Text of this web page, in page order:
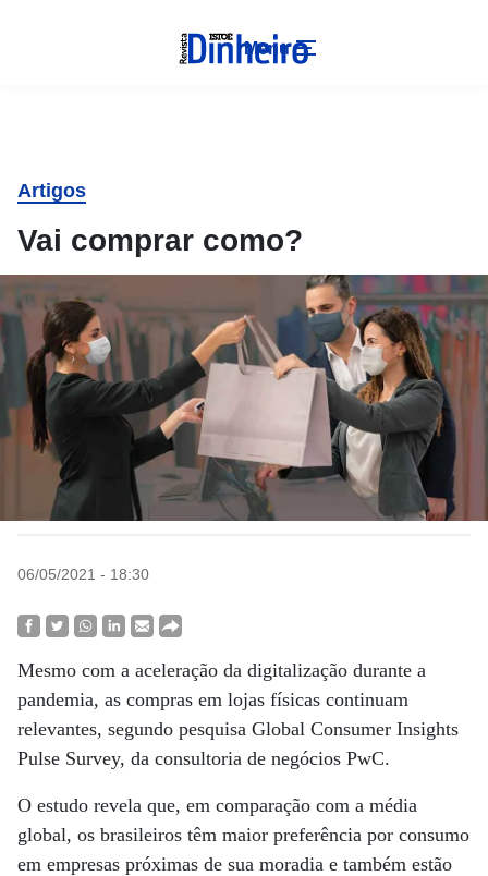
Menu
Artigos
Vai comprar como?
06/05/2021 - 18:30
Mesmo com a aceleração da digitalização durante a
pandemia, as compras em lojas físicas continuam
relevantes, segundo pesquisa Global Consumer Insights
Pulse Survey, da consultoria de negócios PwC.
O estudo revela que, em comparação com a média
global, os brasileiros têm maior preferência por consumo
em empresas próximas de sua moradia e também estão